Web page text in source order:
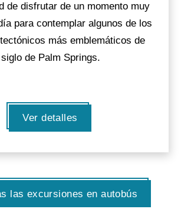
de disfrutar de un momento muy
para contemplar algunos de los
más emblemáticos de
de Palm Springs.
Ver detalles
las excursiones en autobús